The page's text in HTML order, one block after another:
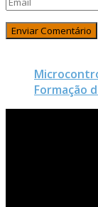
Formação